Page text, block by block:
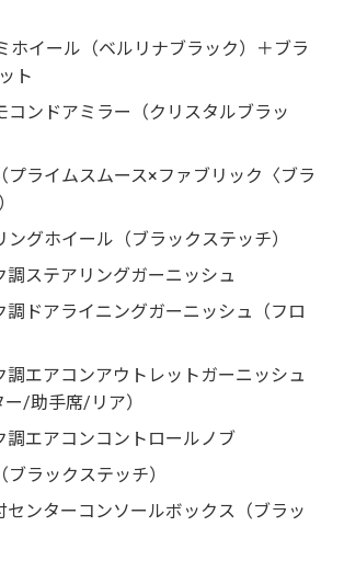
ホイール（ベルリナブラック）＋ブラ
ト
コンドアミラー（クリスタルブラッ
プライムスムース×ファブリック〈ブラ
グホイール（ブラックステッチ）
調ステアリングガーニッシュ
調ドアライニングガーニッシュ（フロ
調エアコンアウトレットガーニッシュ
ー/助手席/リア）
調エアコンコントロールノブ
ラックステッチ）
センターコンソールボックス（ブラッ